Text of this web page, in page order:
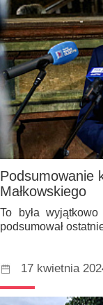
Podsumowanie
Małkowskiego
To była
podsumował
17 kwietnia